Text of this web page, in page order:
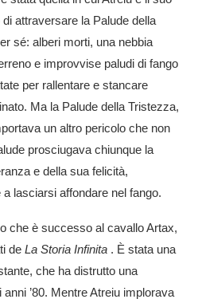
attraversare la Palude della
sé: alberi morti, una nebbia
e improvvise paludi di fango
per rallentare e stancare
Ma la Palude della Tristezza,
un altro pericolo che non
prosciugava chiunque la
e della sua felicità,
lasciarsi affondare nel fango.
che è successo al cavallo Artax,
de La Storia Infinita . È stata una
che ha distrutto una
’80. Mentre Atreiu implorava